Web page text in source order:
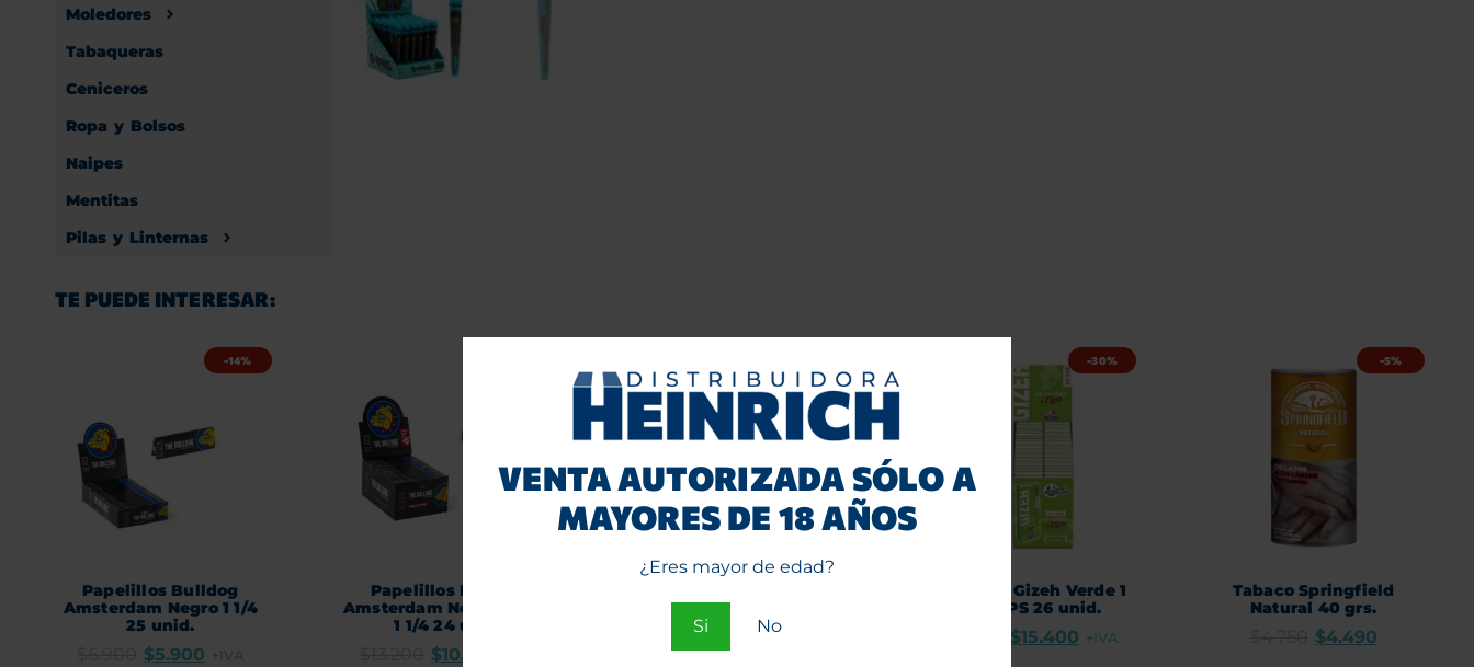
VENTA AUTORIZADA SÓLO A
MAYORES DE 18 AÑOS
¿Eres mayor de edad?
Si No
Moledores
Tabaqueras
Ceniceros
Ropa y Bolsos
Naipes
Mentitas
Pilas y Linternas
TE PUEDE INTERESAR:
-14%
Papelillos Bulldog
Amsterdam Negro 1 1/4
25 unid.
$5.900 +IVA
Papelillos Bulldog
Amsterdam Negro + TIPS
1 1/4 24 unid.
$10.900
Infused Clementine 15
unid.
9.900 $
-30%
Papelillos Gizeh Verde 1
1/4 + TIPS 26 unid.
$15.400 +IVA
-5%
Tabaco Springfield
Natural 40 grs.
$4.490